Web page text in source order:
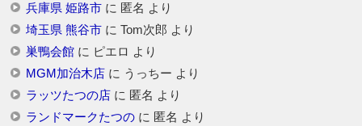
兵庫県 姫路市に 匿名 より
埼玉県 熊谷市に Tom次郎 より
巣鴨会館に ピエロ より
MGM加治木店に うっちー より
ラッツたつの店に 匿名 より
ランドマークたつのに 匿名 より